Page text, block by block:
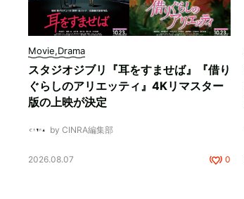
Movie,Drama
スタジオジブリ『耳をすませば』『借り
ぐらしのアリエッティ』4Kリマスター
版の上映が決定
by CINRA編集部
2026.08.07 0